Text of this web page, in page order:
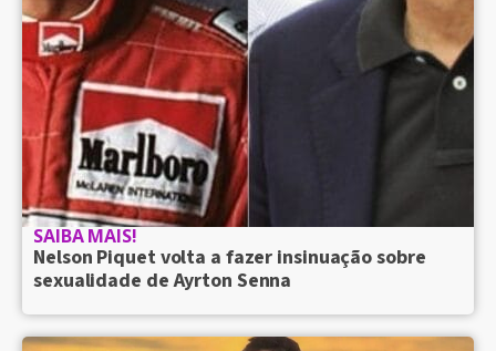
SAIBA MAIS!
Nelson Piquet volta a fazer insinuação sobre
sexualidade de Ayrton Senna